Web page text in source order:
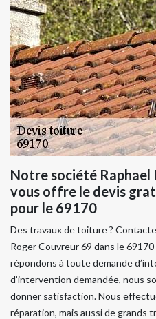
Notre société Raphael
vous offre le devis
pour le 69170
Des travaux de toiture ?
Roger Couvreur 69 dans le
répondons à toute demande
d’intervention demandée, nous
donner satisfaction. Nous
réparation, mais aussi de grands